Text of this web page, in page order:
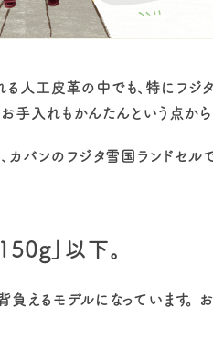
人工皮革の中でも、特にフジタ
お手入れもかんたんという点か
バンのフジタ雪国ランドセルで
」以下。
負えるモデルになっています